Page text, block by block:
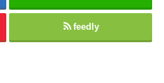
feedly